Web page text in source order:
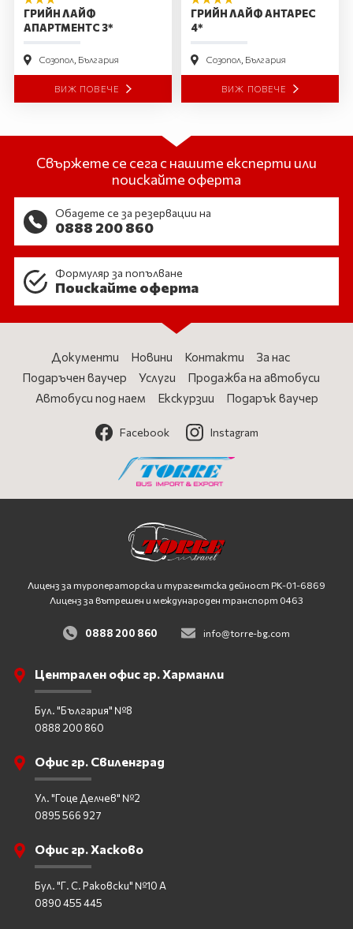
ГРИЙН ЛАЙФ
АПАРТМЕНТС 3*
Созопол, България
ВИЖ ПОВЕЧЕ
ГРИЙН ЛАЙФ АНТАРЕС
4*
Созопол, България
ВИЖ ПОВЕЧЕ
Свържете се сега с нашите експерти или
поискайте оферта
Обадете се за резервации на
0888 200 860
Формуляр за попълване
Поискайте оферта
Документи Новини Контакти
За нас
Подаръчен ваучер
Услуги
Продажба на автобуси
Автобуси под наем
Екскурзии Подарък ваучер
Facebook Instagram
Лиценз за туроператорска и турагентска дейност PK-01-6869
Лиценз за вътрешен и международен транспорт 0463
0888 200 860 info@torre-bg.com
Централен офис гр. Харманли
Бул. "България" №8
0888 200 860
Офис гр. Свиленград
Ул. "Гоце Делчев" №2
0895 566 927
Офис гр. Хасково
Бул. "Г. С. Раковски" №10 А
0890 455 445